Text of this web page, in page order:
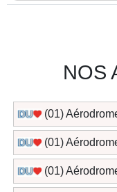
NOS
(01)
(01)
(01)